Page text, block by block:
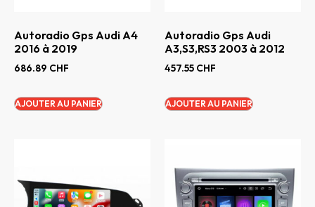
Autoradio Gps Audi A4
2016 à 2019
686.89 CHF
AJOUTER AU PANIER
Autoradio Gps Audi
A3,S3,RS3 2003 à 2012
457.55 CHF
AJOUTER AU PANIER